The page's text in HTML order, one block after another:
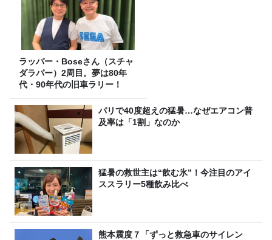
ラッパー・Boseさん（スチャ
ダラパー）2周目。夢は80年
代・90年代の旧車ラリー！
パリで40度超えの猛暑…なぜエアコン普
及率は「1割」なのか
猛暑の救世主は“飲む氷”！今注目のアイ
ススラリー5種飲み比べ
熊本震度７「ずっと救急車のサイレン